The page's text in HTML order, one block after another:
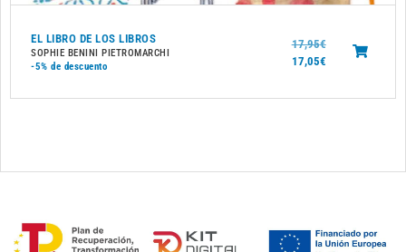
EL LIBRO DE LOS LIBROS
SOPHIE BENINI PIETROMARCHI
-5% de descuento
17,95€
17,05€